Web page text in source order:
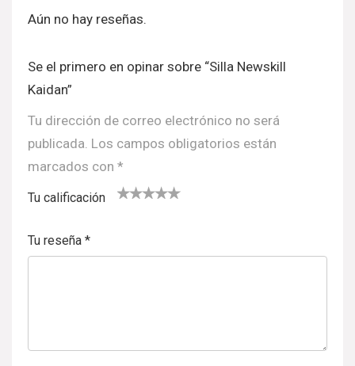
Aún no hay reseñas.
Se el primero en opinar sobre “Silla Newskill
Kaidan”
Tu dirección de correo electrónico no será
publicada. Los campos obligatorios están
marcados con *
Tu calificación
e
re
5
as
s
Tu reseña *